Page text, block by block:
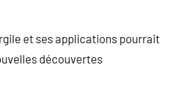
et ses applications pourrait
découvertes